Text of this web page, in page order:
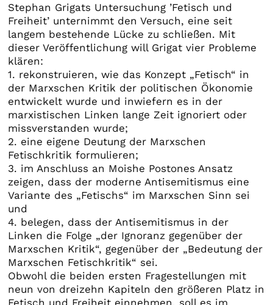
Stephan Grigats Untersuchung ’Fetisch und
Freiheit’ unternimmt den Versuch, eine seit
langem bestehende Lücke zu schließen. Mit
dieser Veröffentlichung will Grigat vier Probleme
klären:
1. rekonstruieren, wie das Konzept „Fetisch“ in
der Marxschen Kritik der politischen Ökonomie
entwickelt wurde und inwiefern es in der
marxistischen Linken lange Zeit ignoriert oder
missverstanden wurde;
2. eine eigene Deutung der Marxschen
Fetischkritik formulieren;
3. im Anschluss an Moishe Postones Ansatz
zeigen, dass der moderne Antisemitismus eine
Variante des „Fetischs“ im Marxschen Sinn sei
und
4. belegen, dass der Antisemitismus in der
Linken die Folge „der Ignoranz gegenüber der
Marxschen Kritik“, gegenüber der „Bedeutung der
Marxschen Fetischkritik“ sei.
Obwohl die beiden ersten Fragestellungen mit
neun von dreizehn Kapiteln den größeren Platz in
Fetisch und Freiheit einnehmen, soll es im